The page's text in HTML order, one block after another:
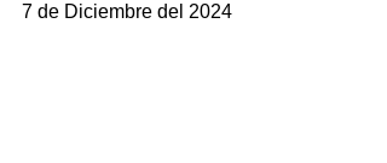
7 de Diciembre del 2024